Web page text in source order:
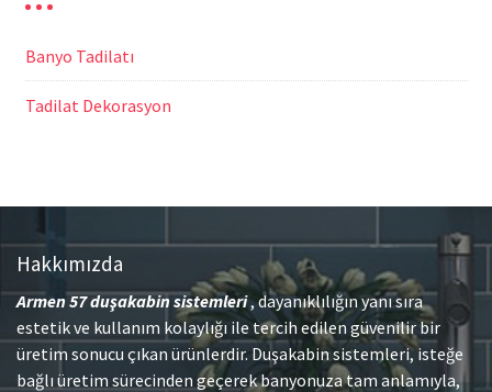
Banyo Tadilatı
Tadilat Dekorasyon
Hakkımızda
Armen 57duşakabin sistemleri, dayanıklılığın yanı sıra
estetik ve kullanım kolaylığı ile tercih edilen güvenilir bir
üretim sonucu çıkan ürünlerdir. Duşakabin sistemleri, isteğe
bağlı üretim sürecinden geçerek banyonuza tam anlamıyla,